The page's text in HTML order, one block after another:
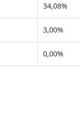
34,08%
3,00%
0,00%